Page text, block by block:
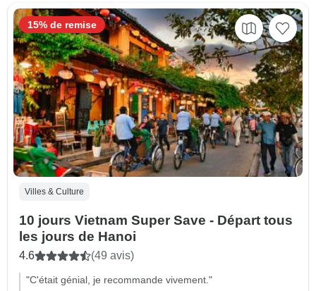
Villes & Culture
10 jours Vietnam Super Save - Départ tous
les jours de Hanoi
4.6 (49 avis)
"C'était génial, je recommande vivement."
15% de remise